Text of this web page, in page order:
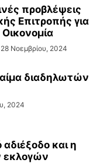
προβλέψεις
Επιτροπής για
28 Νοεμβρίου, 2024
διαδηλωτών
2024
αδιέξοδο και η
εκλογών